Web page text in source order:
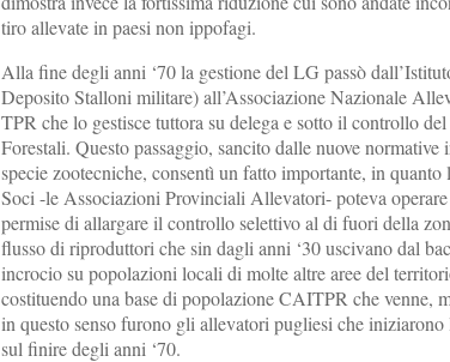
tiro allevate in paesi non ippofagi.
Alla fine degli anni ‘70 la gestione del LG passò
Deposito Stalloni militare) all’Associazione Nazionale
TPR che lo gestisce tuttora su delega e sotto il controllo
Forestali. Questo passaggio, sancito dalle nuove
specie zootecniche, consentì un fatto importante, in
Soci -le Associazioni Provinciali Allevatori- poteva
permise di allargare il controllo selettivo al di fuori della
flusso di riproduttori che sin dagli anni ‘30 uscivano dal
incrocio su popolazioni locali di molte altre aree del
costituendo una base di popolazione CAITPR che venne,
in questo senso furono gli allevatori pugliesi che
sul finire degli anni ‘70.